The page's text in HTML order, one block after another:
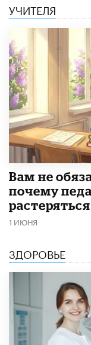
УЧИТЕЛЯ
​Вам не
почему
растеряться
1 ИЮНЯ
ЗДОРОВЬЕ